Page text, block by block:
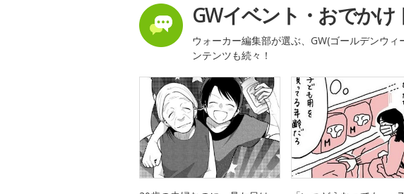
GWイベント・おでかけ
ウォーカー編集部が選ぶ、GW(ゴールデンウ
ンテンツも続々！